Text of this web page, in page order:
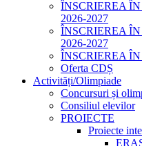
ÎNSCRIEREA
2026-2027
ÎNSCRIEREA
2026-2027
ÎNSCRIEREA
Oferta CDȘ
Activități/Olimpiade
Concursuri și
Consiliul elevilor
PROIECTE
Proiecte